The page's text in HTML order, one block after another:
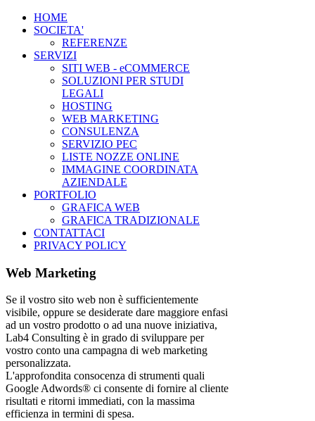
HOME
SOCIETA'
REFERENZE
SERVIZI
SITI WEB - eCOMMERCE
SOLUZIONI PER STUDI
LEGALI
HOSTING
WEB MARKETING
CONSULENZA
SERVIZIO PEC
LISTE NOZZE ONLINE
IMMAGINE COORDINATA
AZIENDALE
PORTFOLIO
GRAFICA WEB
GRAFICA TRADIZIONALE
CONTATTACI
PRIVACY POLICY
Web Marketing
Se il vostro sito web non è sufficientemente
visibile, oppure se desiderate dare maggiore enfasi
ad un vostro prodotto o ad una nuove iniziativa,
Lab4 Consulting è in grado di sviluppare per
vostro conto una campagna di web marketing
personalizzata.
L'approfondita consocenza di strumenti quali
Google Adwords® ci consente di fornire al cliente
risultati e ritorni immediati, con la massima
efficienza in termini di spesa.